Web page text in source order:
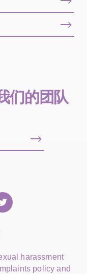
们的团队
harassment
policy and